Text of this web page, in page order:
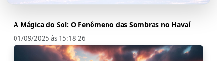
A Mágica do Sol: O Fenômeno das Sombras no Havaí
01/09/2025 às 15:18:26